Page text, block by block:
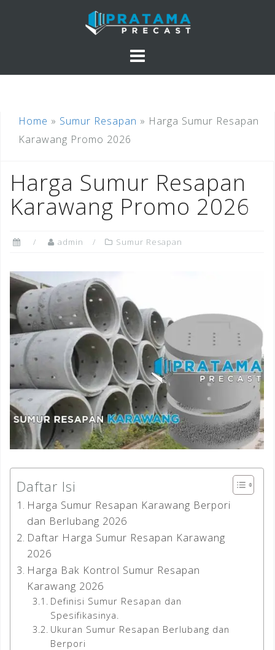
Home » Sumur Resapan » Harga Sumur Resapan
Karawang Promo 2026
Harga Sumur Resapan
Karawang Promo 2026
admin Sumur Resapan
Daftar Isi
Harga Sumur Resapan Karawang Berpori
dan Berlubang 2026
Daftar Harga Sumur Resapan Karawang
2026
Harga Bak Kontrol Sumur Resapan
Karawang 2026
Definisi Sumur Resapan dan
Spesifikasinya.
Ukuran Sumur Resapan Berlubang dan
Berpori